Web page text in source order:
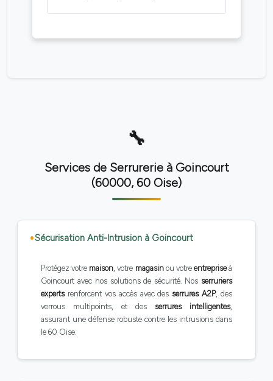
Services de Serrurerie à Goincourt
(60000, 60 Oise)
Sécurisation Anti-Intrusion à Goincourt
Protégez votre maison, votre magasinou votre entrepriseà
Goincourt avec nos solutions de sécurité. Nos serruriers
expertsrenforcent vos accès avec des serrures A2P, des
verrous multipoints, et des serrures intelligentes,
assurant une défense robuste contre les intrusions dans
le 60 Oise.